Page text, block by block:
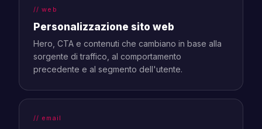
// web
Personalizzazione sito web
Hero, CTA e contenuti che cambiano in base alla
sorgente di traffico, al comportamento
precedente e al segmento dell'utente.
// email